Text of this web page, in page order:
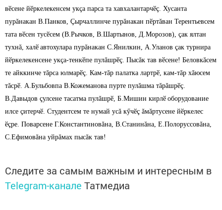
вӗсене йӗркелекенсем укçа парса та хавхалантарчӗç. Хусанта
пурăнакан В.Панков, Çырчаллинче пурăнакан пӗртăван Терентьевсем
тата вӗсен тусӗсем (В.Рычков, В.Шартынов, Д.Морозов), çак ялтан
тухнă, халӗ автохулара пурăнакан С.Янилкин, А.Уланов çак турнира
йӗркелекенсене укçа-тенкӗпе пулăшрӗç. Пысăк тав вӗсене! Беловкăсем
те айккинче тăрса юлмарӗç. Кам-тăр палатка лартрӗ, кам-тăр хăюсем
тăсрӗ. А.Бульбовпа В.Кожеманова пурте пулăшма тăрăшрӗç.
В.Давыдов çулсене тасатма пулăшрӗ, Б.Мишин кирлӗ оборудование
илсе çитерчӗ. Студентсем те нумай усă кӳчӗç ăмăртусене йӗркелес
ӗçре. Поварсене Г.Константиновăна, В.Станинăна, Е.Полоруссовăна,
С.Ефимовăна уйрăмах пысăк тав!
Следите за самым важным и интересным в
Telegram-канале Татмедиа